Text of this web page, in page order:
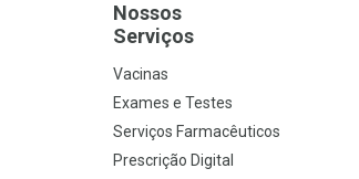
Nossos
Serviços
Vacinas
Exames e Testes
Serviços Farmacêuticos
Prescrição Digital